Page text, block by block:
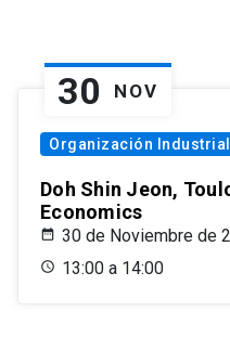
30 NOV
Organización Industrial
Doh Shin Jeon,
Economics
30 de Noviembre de
13:00 a 14:00